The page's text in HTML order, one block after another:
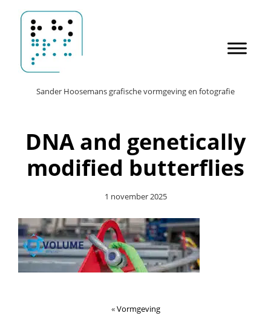
naar
de
hoofd
inhoud
Sander Hoosemans
HeaderSander Hoosemans grafische vormgeving en fotografie
DNA and genetically
modified butterflies
1 november 2025
«Vormgeving